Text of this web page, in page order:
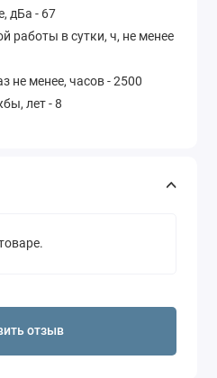
дБа - 67
работы в сутки, ч, не менее
не менее, часов - 2500
лет - 8
отзыв